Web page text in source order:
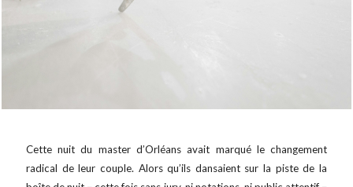
Cette nuit du master d’Orléans avait marqué le changement
radical de leur couple. Alors qu’ils dansaient sur la piste de la